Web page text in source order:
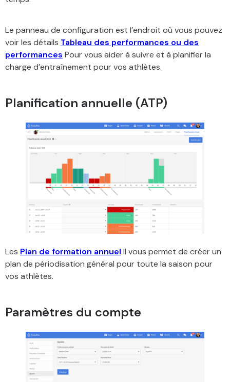
Le panneau de configuration est l’endroit où vous pouvez
voir les détails Tableau des performances ou des
performances Pour vous aider à suivre et à planifier la
charge d’entraînement pour vos athlètes.
Planification annuelle (ATP)
Les Plan de formation annuel Il vous permet de créer un
plan de périodisation général pour toute la saison pour
vos athlètes.
Paramètres du compte